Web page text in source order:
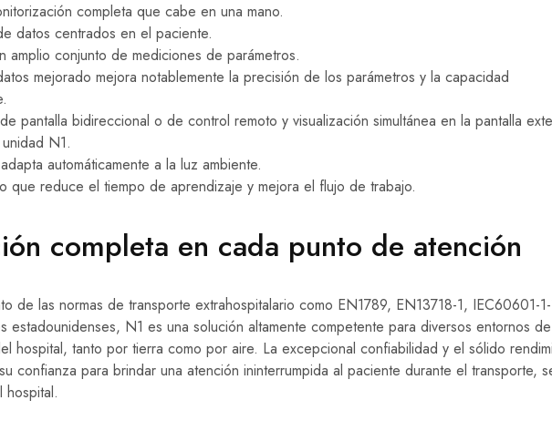
completa que cabe en una mano.
datos centrados en el paciente.
amplio conjunto de mediciones de parámetros.
mejorado mejora notablemente la precisión de los parámetros y la capacidad
pantalla bidireccional o de control remoto y visualización simultánea en la pantalla
N1.
automáticamente a la luz ambiente.
que reduce el tiempo de aprendizaje y mejora el flujo de trabajo.
completa en cada punto de atención
de las normas de transporte extrahospitalario como EN1789, EN13718-1, IEC60601-
estadounidenses, N1 es una solución altamente competente para diversos entornos de
hospital, tanto por tierra como por aire. La excepcional confiabilidad y el sólido
confianza para brindar una atención ininterrumpida al paciente durante el transporte,